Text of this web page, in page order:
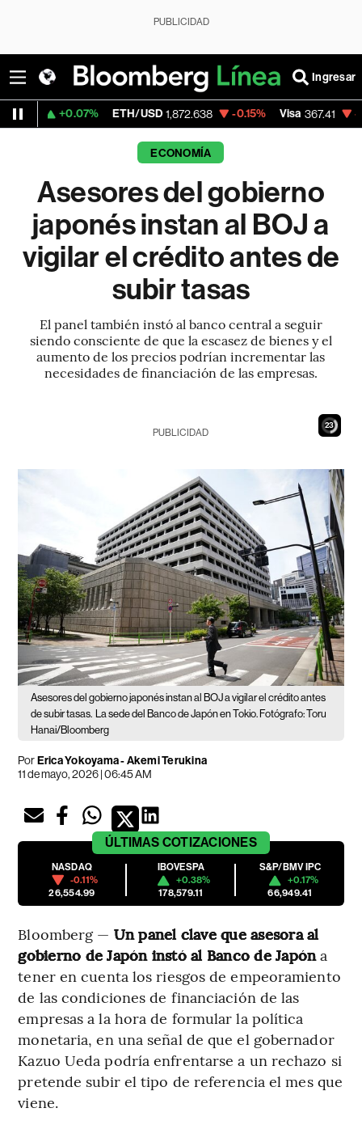
PUBLICIDAD
Ingresar
ETH/USD 1,872.638 -0.15% Visa 367.41 -0.59%
ECONOMÍA
Asesores del gobierno
japonés instan al BOJ a
vigilar el crédito antes de
subir tasas
El panel también instó al banco central a seguir
siendo consciente de que la escasez de bienes y el
aumento de los precios podrían incrementar las
necesidades de financiación de las empresas.
22
PUBLICIDAD
Asesores del gobierno japonés instan al BOJ a vigilar el crédito antes
de subir tasas. La sede del Banco de Japón en Tokio. Fotógrafo: Toru
Hanai/Bloomberg
PorErica Yokoyama - Akemi Terukina
11 de mayo, 2026 | 06:45 AM
ÚLTIMAS COTIZACIONES
NASDAQ
-0.11%
26,554.99
IBOVESPA
+0.38%
178,579.11
S&P/BMV IPC
+0.17%
66,949.41
Bloomberg — Un panel clave que asesora al
gobierno de Japón instó al Banco de Japóna
tener en cuenta los riesgos de empeoramiento
de las condiciones de financiación de las
empresas a la hora de formular la política
monetaria, en una señal de que el gobernador
Kazuo Ueda podría enfrentarse a un rechazo si
pretende subir el tipo de referencia el mes que
viene.